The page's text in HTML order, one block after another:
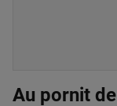
Au pornit